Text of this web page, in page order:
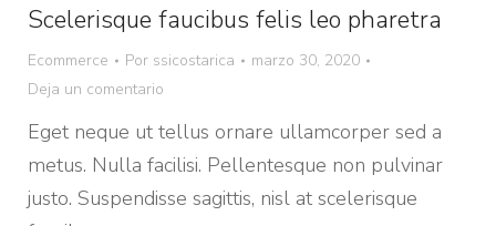
Scelerisque faucibus felis leo pharetra
Ecommerce Por ssicostarica
marzo 30, 2020
Deja un comentario
Eget neque ut tellus ornare ullamcorper sed a
metus. Nulla facilisi. Pellentesque non pulvinar
justo. Suspendisse sagittis, nisl at scelerisque